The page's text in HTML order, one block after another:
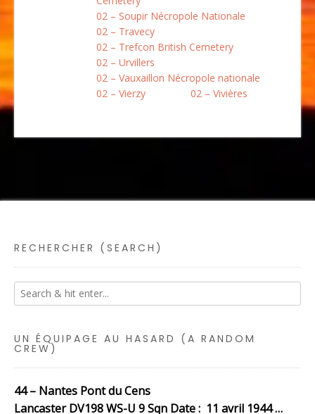
02 – Soupir Nécropole Nationale
02 – Travecy
02 – Trefcon British Cemetery
02 – Urvillers
02 – Vauxaillon Nécropole nationale
02 – Vierzy
02 – Vivières
RECHERCHER (SEARCH)
UN ÉQUIPAGE AU HASARD (A RANDOM
CREW)
44 – Nantes Pont du Cens
Lancaster DV198 WS-U 9 Sqn Date : 11 avril 1944 …